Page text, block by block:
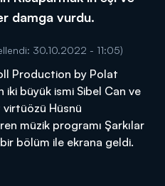
damga vurdu.
30.10.2022 - 11:05)
Production by Polat
iki büyük ismi Sibel Can ve
Hüsnü
müzik programı Şarkılar
bölüm ile ekrana geldi.